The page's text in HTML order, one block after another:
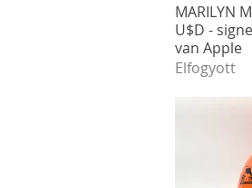
MARILYN
U$D -
van Apple
Elfogyott